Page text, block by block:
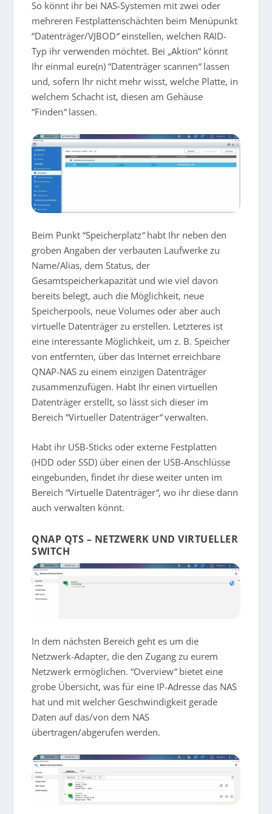
So könnt ihr bei NAS-Systemen mit zwei oder
mehreren Festplattenschächten beim Menüpunkt
“Datenträger/VJBOD“einstellen, welchen RAID-
Typ ihr verwenden möchtet. Bei „Aktion“ könnt
Ihr einmal eure(n) “Datenträger scannen“lassen
und, sofern Ihr nicht mehr wisst, welche Platte, in
welchem Schacht ist, diesen am Gehäuse
“Finden“lassen.
Beim Punkt “Speicherplatz“habt Ihr neben den
groben Angaben der verbauten Laufwerke zu
Name/Alias, dem Status, der
Gesamtspeicherkapazität und wie viel davon
bereits belegt, auch die Möglichkeit, neue
Speicherpools, neue Volumes oder aber auch
virtuelle Datenträger zu erstellen. Letzteres ist
eine interessante Möglichkeit, um z. B. Speicher
von entfernten, über das Internet erreichbare
QNAP-NAS zu einem einzigen Datenträger
zusammenzufügen. Habt Ihr einen virtuellen
Datenträger erstellt, so lässt sich dieser im
Bereich “Virtueller Datenträger“verwalten.
Habt ihr USB-Sticks oder externe Festplatten
(HDD oder SSD) über einen der USB-Anschlüsse
eingebunden, findet ihr diese weiter unten im
Bereich “Virtuelle Datenträger“, wo ihr diese dann
auch verwalten könnt.
QNAP QTS – NETZWERK UND VIRTUELLER
SWITCH
In dem nächsten Bereich geht es um die
Netzwerk-Adapter, die den Zugang zu eurem
Netzwerk ermöglichen. “Overview“bietet eine
grobe Übersicht, was für eine IP-Adresse das NAS
hat und mit welcher Geschwindigkeit gerade
Daten auf das/von dem NAS
übertragen/abgerufen werden.